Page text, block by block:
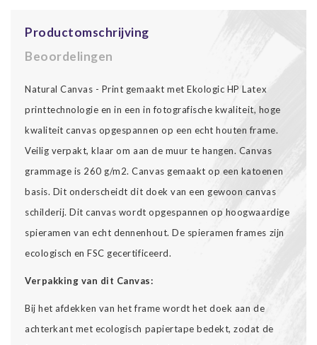
Productomschrijving
Beoordelingen
Natural Canvas - Print gemaakt met Ekologic HP Latex
printtechnologie en in een in fotografische kwaliteit, hoge
kwaliteit canvas opgespannen op een echt houten frame.
Veilig verpakt, klaar om aan de muur te hangen. Canvas
grammage is 260 g/m2. Canvas gemaakt op een katoenen
basis. Dit onderscheidt dit doek van een gewoon canvas
schilderij. Dit canvas wordt opgespannen op hoogwaardige
spieramen van echt dennenhout. De spieramen frames zijn
ecologisch en FSC gecertificeerd.
Verpakking van dit Canvas:
Bij het afdekken van het frame wordt het doek aan de
achterkant met ecologisch papiertape bedekt, zodat de